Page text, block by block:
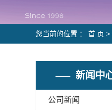
您当前的位置 ： 首 页 >
新闻中
公司新闻